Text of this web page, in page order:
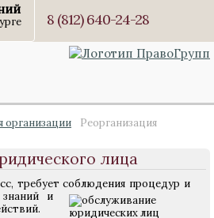
8 (812) 640-24-28
организации
Реорганизация
лица
требует соблюдения процедур и
знаний и